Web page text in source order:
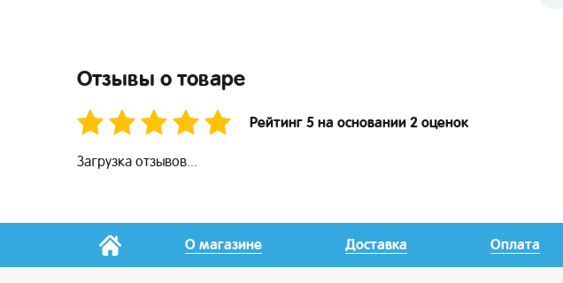
Отзывы о товаре
Рейтинг 5 на основании 2 оценок
Загрузка отзывов...
О магазине Доставка Оплата